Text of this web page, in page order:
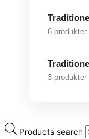
6 produkter
3 produkter
Products search